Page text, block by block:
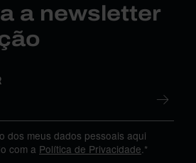
a newsletter
dos meus dados pessoais aqui
com a Política de Privacidade.*